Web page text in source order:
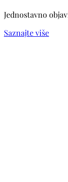
Jednostavno
Saznajte više